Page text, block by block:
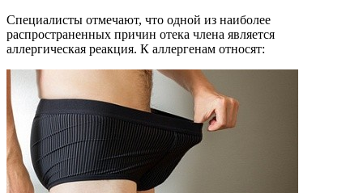
Специалисты отмечают, что одной из наиболее
распространенных причин отека члена является
аллергическая реакция. К аллергенам относят: